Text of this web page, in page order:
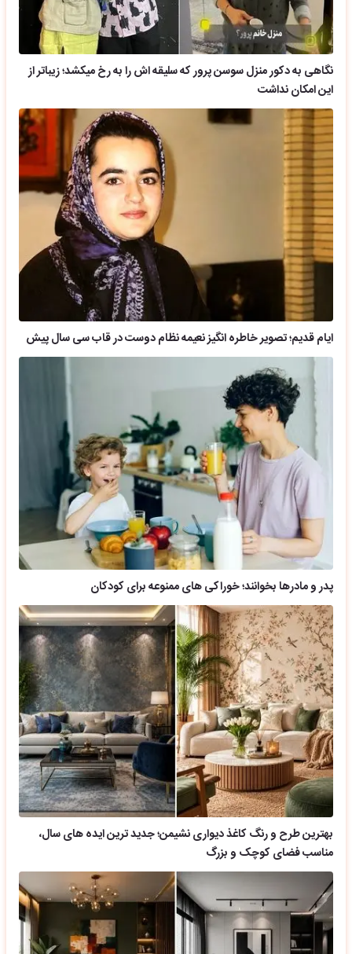
نگاهی به دکور منزل سوسن پرور که سلیقه اش را به رخ میکشد؛ زیباتر از
این امکان نداشت
ایام قدیم؛ تصویر خاطره انگیز نعیمه نظام دوست در قاب سی سال پیش
پدر و مادرها بخوانند؛ خوراکی های ممنوعه برای کودکان
بهترین طرح و رنگ کاغذ دیواری نشیمن؛ جدید ترین ایده های سال،
مناسب فضای کوچک و بزرگ